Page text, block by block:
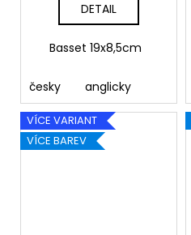
DETAIL
Basset 19x8,5cm
česky anglicky
VÍCE VARIANT
VÍCE BAREV